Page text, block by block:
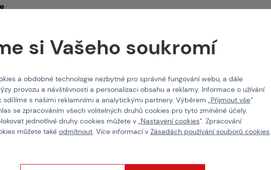
přibližnou rychlostí
Barva
Materiál těla
Typ pohonu
si Vašeho soukromí
a obdobné technologie nezbytné pro správné fungování webu, a dále
provozu a návštěvnosti a personalizaci obsahu a reklamy. Informace o užívání
sdílíme s našimi reklamními a analytickými partnery. Výběrem „Přijmout vše“
se zpracováním všech volitelných druhů cookies pro tyto zmíněné účely.
jednotlivé druhy cookies můžete v „Nastavení cookies“. Zpracování
můžete také odmítnout. Více informací v Zásadách používání souborů cookies.